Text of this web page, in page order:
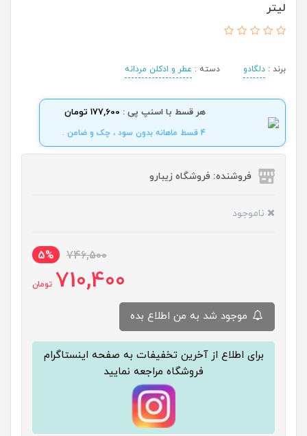
لیتر
برند : دلگادو دسته : عطر و ادکلن مردانه
هر قسط با اسنپ پی : 177,600 تومان
4 قسط ماهانه بدون سود ، چک و ضامن .
فروشنده: فروشگاه زیبارو
ناموجود
746,500
5%
710,400 تومان
برای اطلاع از آخرین تخفیفات به صفحه اینستاگرام
فروشگاه مراجعه نمایید